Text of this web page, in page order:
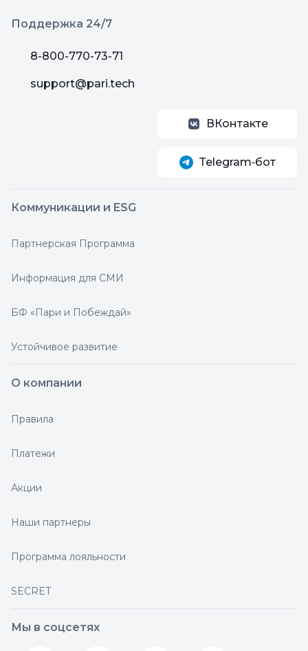
Поддержка 24/7
8-800-770-73-71
support@pari.tech
ВКонтакте
Telegram‑бот
Коммуникации и ESG
Партнерская Программа
Информация для СМИ
БФ «Пари и Побеждай»
Устойчивое развитие
О компании
Правила
Платежи
Акции
Наши партнеры
Программа лояльности
SECRET
Мы в соцсетях